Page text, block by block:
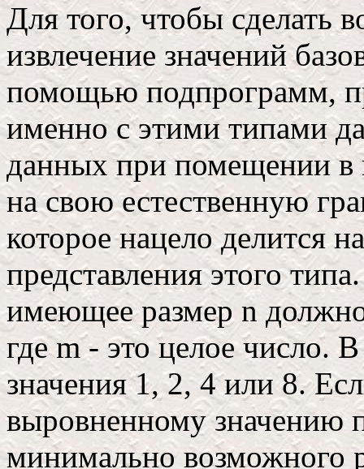
Для того, чтобы
извлечение значений
помощью подпрограмм,
именно с этими типами
данных при помещении
на свою естественную
которое нацело делится
представления этого
имеющее размер n
где m - это целое число.
значения 1, 2, 4 или 8.
выровненному значению
минимально возможного